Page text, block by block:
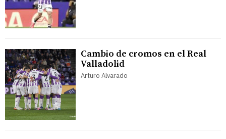
Cambio de cromos en el Real
Valladolid
Arturo Alvarado